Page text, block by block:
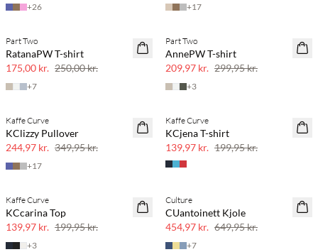
+26 +17
SAVE20
Part Two
RatanaPW T-shirt
175,00 kr. 250,00 kr.
+7
SAVE20
Part Two
AnnePW T-shirt
209,97 kr. 299,95 kr.
+3
SAVE20
30% rabat
Kaffe Curve
KClizzy Pullover
244,97 kr. 349,95 kr.
+17
SAVE20
30% rabat
Kaffe Curve
KCjena T-shirt
139,97 kr. 199,95 kr.
SAVE20
Kaffe Curve
KCcarina Top
139,97 kr. 199,95 kr.
+3
SAVE20
Culture
CUantoinett Kjole
454,97 kr. 649,95 kr.
+7